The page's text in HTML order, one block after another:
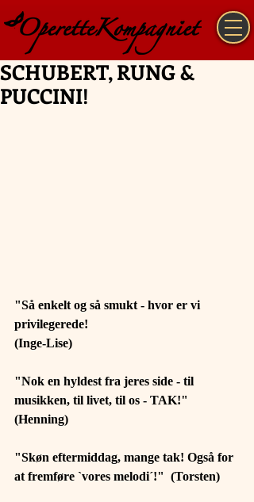
SCHUBERT, RUNG &
PUCCINI!
"Så enkelt og så smukt - hvor er vi
privilegerede!
(Inge-Lise)
"Nok en hyldest fra jeres side - til
musikken, til livet, til os - TAK!"
(Henning)
"Skøn eftermiddag, mange tak! Også for
at fremføre `vores melodi´!"  (Torsten)